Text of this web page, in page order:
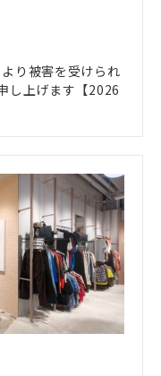
り被害を受けられ
し上げます【2026